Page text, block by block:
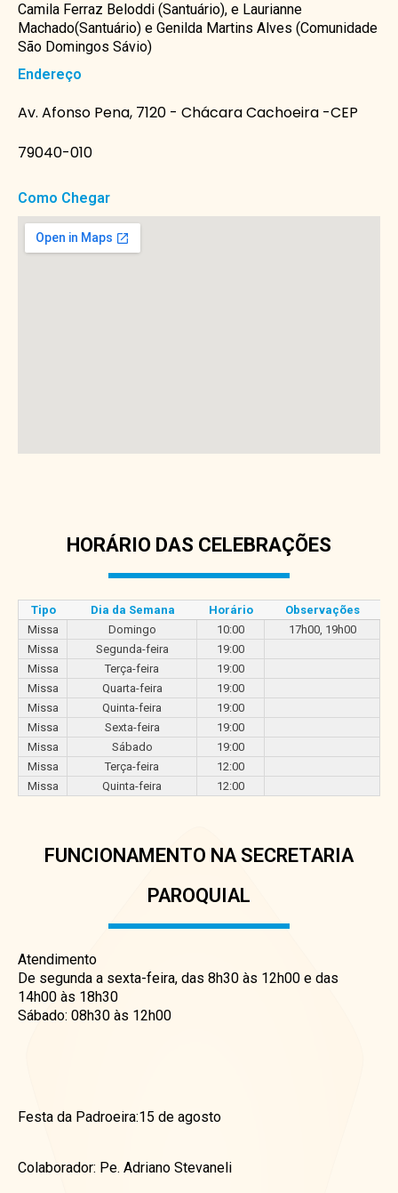
Camila Ferraz Beloddi (Santuário), e Laurianne
Machado(Santuário) e Genilda Martins Alves (Comunidade
São Domingos Sávio)
Endereço
Av. Afonso Pena, 7120 - Chácara Cachoeira -CEP
79040-010
Como Chegar
HORÁRIO DAS CELEBRAÇÕES
Tipo Dia da Semana Horário
Observações
Missa
Domingo 10:00
17h00, 19h00
Missa
Segunda-feira
19:00
Missa
Terça-feira
19:00
Missa
Quarta-feira
19:00
Missa
Quinta-feira
19:00
Missa
Sexta-feira
19:00
Missa
Sábado
19:00
Missa
Terça-feira
12:00
Missa
Quinta-feira 12:00
FUNCIONAMENTO NA SECRETARIA
PAROQUIAL
Atendimento
De segunda a sexta-feira, das 8h30 às 12h00 e das
14h00 às 18h30
Sábado: 08h30 às 12h00
Festa da Padroeira:15 de agosto
Colaborador: Pe. Adriano Stevaneli